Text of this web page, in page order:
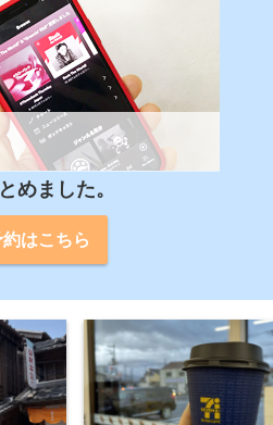
めました。
約はこちら